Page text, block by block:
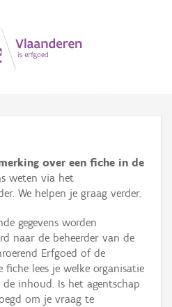
over een fiche in de
weten via het
We helpen je graag verder.
gegevens worden
naar de beheerder van de
Erfgoed of de
fiche lees je welke organisatie
inhoud. Is het agentschap
om je vraag te